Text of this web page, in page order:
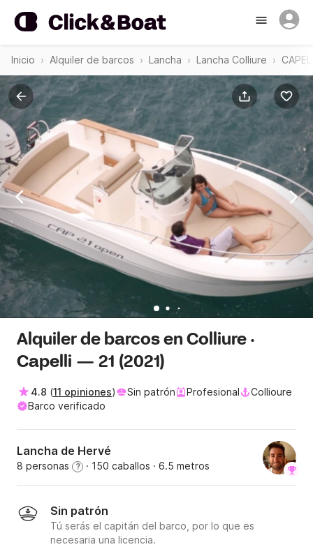
Inicio Alquiler de barcos Lancha Lancha Colliure
Alquiler de barcos en Colliure ·
Capelli — 21 (2021)
4.8 (11 opiniones) Sin patrón Profesional
Collioure
Barco verificado
Lancha de Hervé
8 personas ? · 150 caballos · 6.5 metros
Sin patrón
Tú serás el capitán del barco, por lo que es
necesaria una licencia.